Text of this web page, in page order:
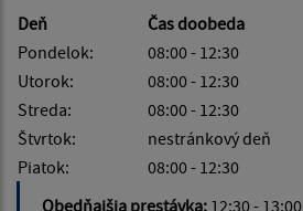
Deň Čas doobeda
Pondelok:
08:00 - 12:30
Utorok:
08:00 - 12:30
Streda:
08:00 - 12:30
Štvrtok:
nestránkový deň
Piatok:
08:00 - 12:30
Obedňajšia prestávka: 12:30 - 13:00